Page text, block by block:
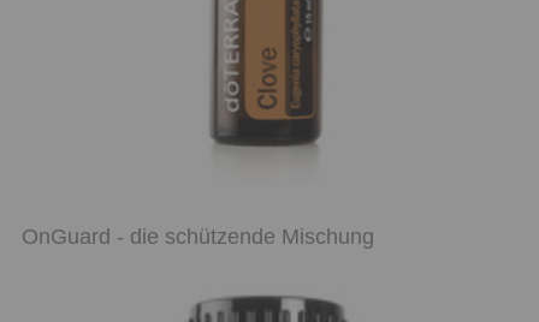
OnGuard - die schützende Mischung